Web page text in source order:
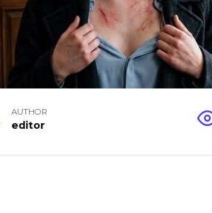
AUTHOR
editor